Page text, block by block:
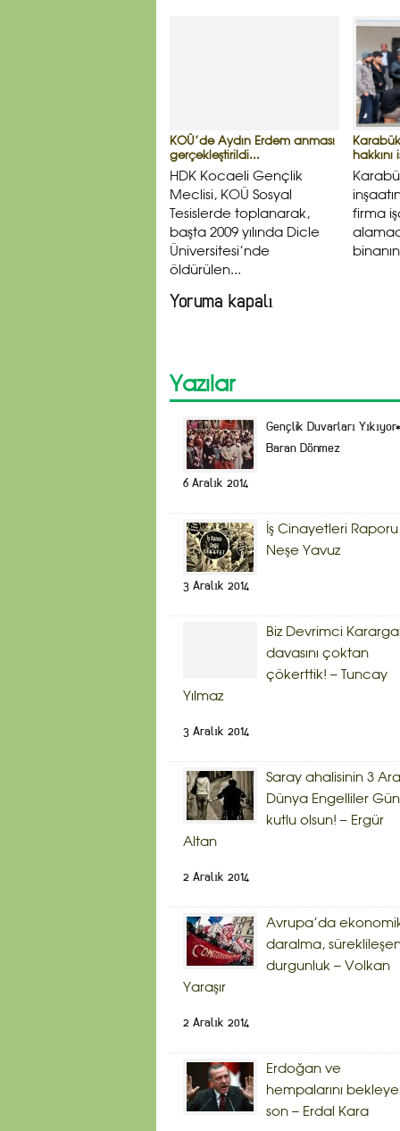
KOÜ’de Aydın Erdem anması
gerçekleştirildi...
HDK Kocaeli Gençlik
Meclisi, KOÜ Sosyal
Tesislerde toplanarak,
başta 2009 yılında Dicle
Üniversitesi’nde
öldürülen...
hakkını
firma
Yoruma kapalı
Yazılar
Gençlik Duvarları
Baran Dönmez
6 Aralık 2014
İş Cinayetleri Raporu
Neşe Yavuz
3 Aralık 2014
Biz Devrimci
davasını çoktan
çökerttik! – Tuncay
Yılmaz
3 Aralık 2014
Saray ahalisinin 3
Dünya Engelliler
kutlu olsun! – Ergür
Altan
2 Aralık 2014
Avrupa’da
daralma,
durgunluk – Volkan
Yaraşır
2 Aralık 2014
Erdoğan ve
hempalarını
son – Erdal Kara